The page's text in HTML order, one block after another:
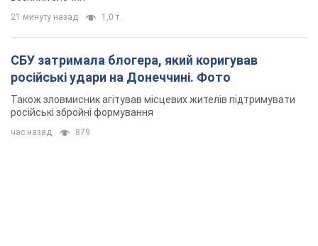
21 минуту назад 1,0 т.
СБУ затримала блогера, який коригував
російські удари на Донеччині. Фото
Також зловмисник агітував місцевих жителів підтримувати
російські збройні формування
час назад 879